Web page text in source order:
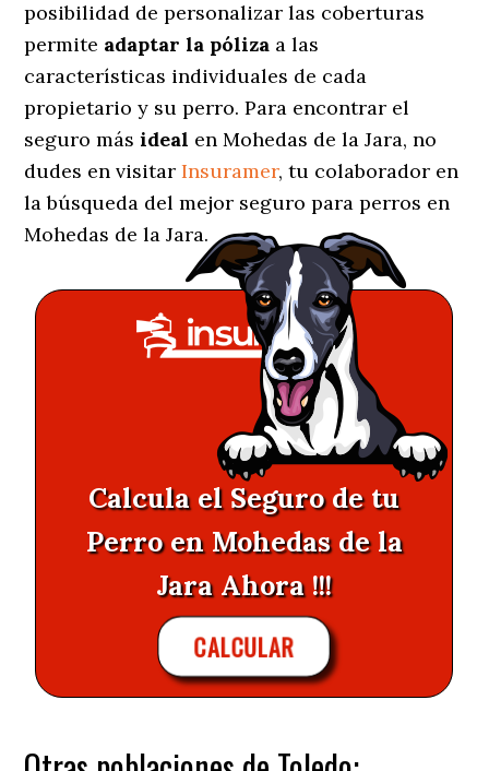
posibilidad de personalizar las coberturas
permite adaptar la póliza a las
características individuales de cada
propietario y su perro. Para encontrar el
seguro másideal en Mohedas de la Jara, no
dudes en visitarInsuramer, tu colaborador en
la búsqueda del mejor seguro para perros en
Mohedas de la Jara.
Calcula el Seguro de tu
Perro en Mohedas de la
Jara Ahora !!!
CALCULAR